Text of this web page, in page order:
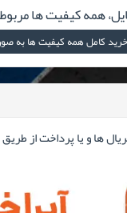
همه کیفیت ها
کامل همه کیفیت ها به صورت یکجا
ها و یا پرداخت از